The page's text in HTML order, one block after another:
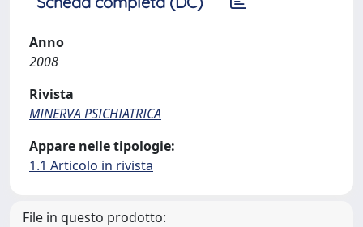
Anno
2008
Rivista
MINERVA PSICHIATRICA
Appare nelle tipologie:
1.1 Articolo in rivista
File in questo prodotto: